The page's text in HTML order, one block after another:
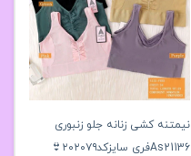
نیمتنه کشی زنانه جلو زنبوری
As21136فری سایزکد۲۰۲۰۷۹👙